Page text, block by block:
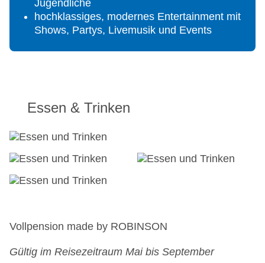
Zahlungsarten: TUI Card/VISA, Master Card,
American Express, Diners, EC Karte/MAESTRO
Haustiere nicht erlaubt
Parkmöglichkeiten: Parkplatz direkt vor dem Club
Größe der Clubanlage: 29.000 qm
Landeskategorie: 4 Sterne
Jugendliche
hochklassiges, modernes Entertainment mit
Shows, Partys, Livemusik und Events
Essen & Trinken
Vollpension made by ROBINSON
Gültig im Reisezeitraum Mai bis September